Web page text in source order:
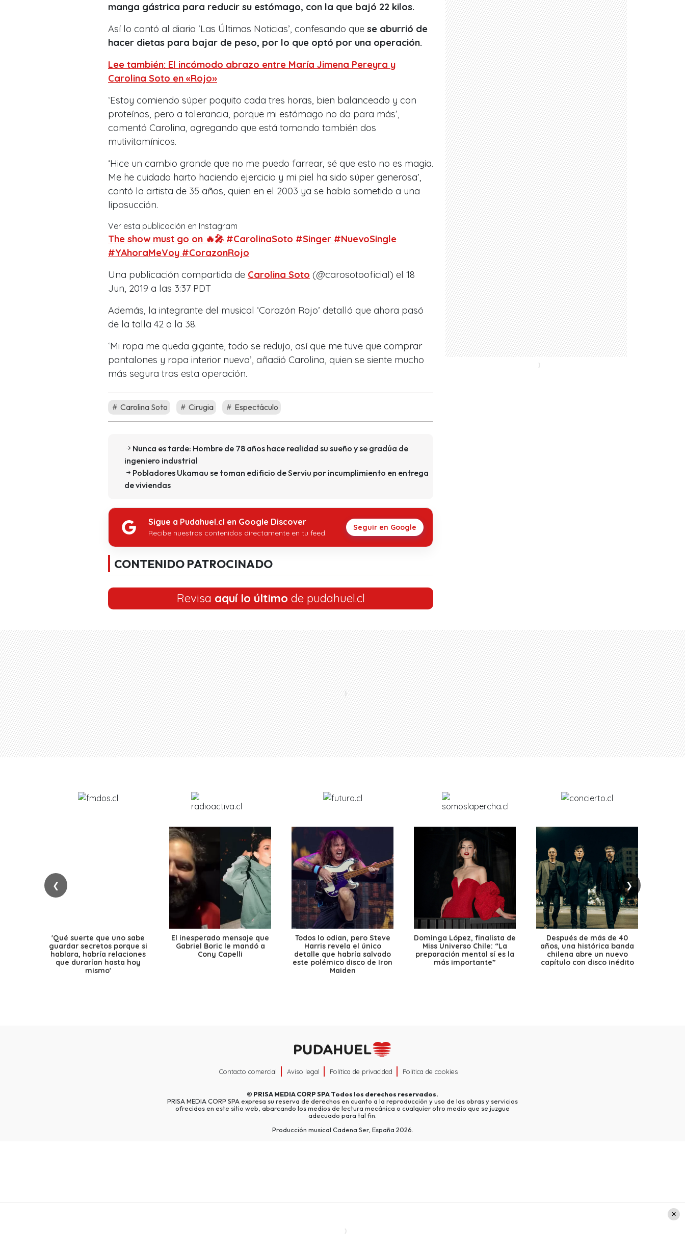
manga gástrica para reducir su estómago, con la que bajó 22 kilos.
Así lo contó al diario ‘Las Últimas Noticias’, confesando que se aburrió de
hacer dietas para bajar de peso, por lo que optó por una operación.
Lee también: El incómodo abrazo entre María Jimena Pereyra y
Carolina Soto en «Rojo»
‘Estoy comiendo súper poquito cada tres horas, bien balanceado y con
proteínas, pero a tolerancia, porque mi estómago no da para más’,
comentó Carolina, agregando que está tomando también dos
mutivitamínicos.
‘Hice un cambio grande que no me puedo farrear, sé que esto no es magia.
Me he cuidado harto haciendo ejercicio y mi piel ha sido súper generosa’,
contó la artista de 35 años, quien en el 2003 ya se había sometido a una
liposucción.
Ver esta publicación en Instagram
The show must go on 🔥🎤 #CarolinaSoto #Singer #NuevoSingle
#YAhoraMeVoy #CorazonRojo
Una publicación compartida de Carolina Soto (@carosotooficial) el 18
Jun, 2019 a las 3:37 PDT
Además, la integrante del musical ‘Corazón Rojo’ detalló que ahora pasó
de la talla 42 a la 38.
‘Mi ropa me queda gigante, todo se redujo, así que me tuve que comprar
pantalones y ropa interior nueva’, añadió Carolina, quien se siente mucho
más segura tras esta operación.
Carolina Soto Cirugia Espectáculo
Nunca es tarde: Hombre de 78 años hace realidad su sueño y se gradúa de
ingeniero industrial
Pobladores Ukamau se toman edificio de Serviu por incumplimiento en entrega
de viviendas
Sigue a Pudahuel.cl en Google Discover
Recibe nuestros contenidos directamente en tu feed.
Seguir en Google
CONTENIDO PATROCINADO
Revisa aquí lo último de pudahuel.cl
❮ ❯
'Qué suerte que uno sabe
guardar secretos porque si
hablara, habría relaciones
que durarían hasta hoy
mismo'
El inesperado mensaje que
Gabriel Boric le mandó a
Cony Capelli
Todos lo odian, pero Steve
Harris revela el único
detalle que habría salvado
este polémico disco de Iron
Maiden
Dominga López, finalista de
Miss Universo Chile: “La
preparación mental sí es la
más importante”
Después de más de 40
años, una histórica banda
chilena abre un nuevo
capítulo con disco inédito
Contacto comercial Aviso legal Política de privacidad Política de cookies
© PRISA MEDIA CORP SPATodos los derechos reservados.
PRISA MEDIA CORP SPA expresa su reserva de derechos en cuanto a la reproducción y uso de las obras y servicios
ofrecidos en este sitio web, abarcando los medios de lectura mecánica o cualquier otro medio que se juzgue
adecuado para tal fin.
Producción musical Cadena Ser, España 2026.